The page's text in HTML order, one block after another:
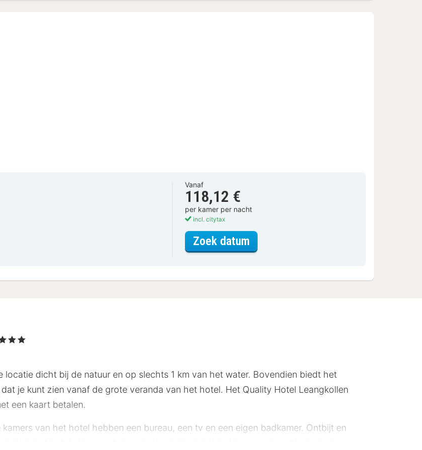
Vanaf
118,12 €
per kamer per nacht
incl. citytax
Zoek datum
locatie dicht bij de natuur en op slechts 1 km van het water. Bovendien biedt het
je kunt zien vanaf de grote veranda van het hotel. Het Quality Hotel Leangkollen
een kaart betalen.
van het hotel hebben een bureau, een tv en een eigen badkamer. Ontbijt en